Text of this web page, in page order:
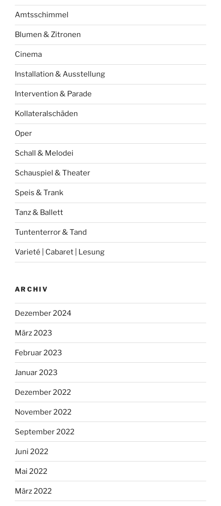
Amtsschimmel
Blumen & Zitronen
Cinema
Installation & Ausstellung
Intervention & Parade
Kollateralschäden
Oper
Schall & Melodei
Schauspiel & Theater
Speis & Trank
Tanz & Ballett
Tuntenterror & Tand
Varieté | Cabaret | Lesung
ARCHIV
Dezember 2024
März 2023
Februar 2023
Januar 2023
Dezember 2022
November 2022
September 2022
Juni 2022
Mai 2022
März 2022